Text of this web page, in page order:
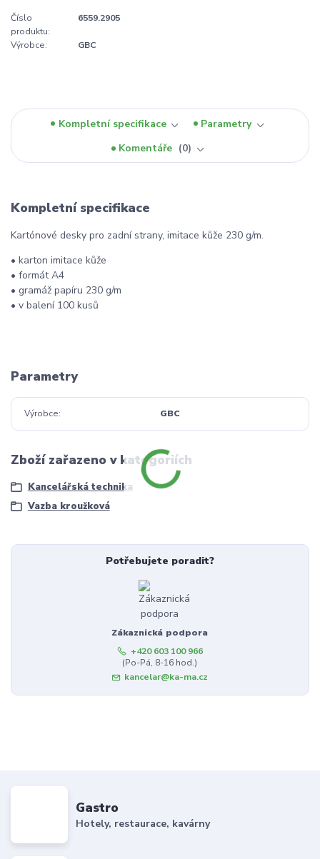
Číslo
produktu:
6559.2905
Výrobce: GBC
Kompletní specifikace
Parametry
Komentáře
0
Kompletní specifikace
Kartónové desky pro zadní strany, imitace kůže 230 g/m.
• karton imitace kůže
• formát A4
• gramáž papíru 230 g/m
• v balení 100 kusů
Parametry
Výrobce GBC
Zboží zařazeno v kategoriích
Kancelářská technika
Vazba kroužková
Potřebujete poradit?
Zákaznická podpora
+420 603 100 966
(Po-Pá, 8-16 hod.)
kancelar@ka-ma.cz
Gastro
Hotely, restaurace, kavárny